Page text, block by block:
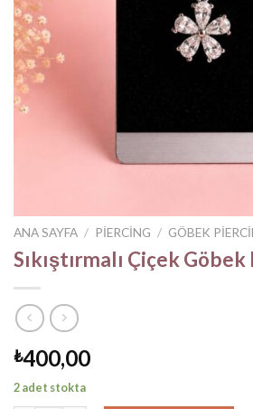
ANA SAYFA / PIERCING / GÖBEK
Sıkıştırmalı Çiçek
₺400,00
2 adet stokta